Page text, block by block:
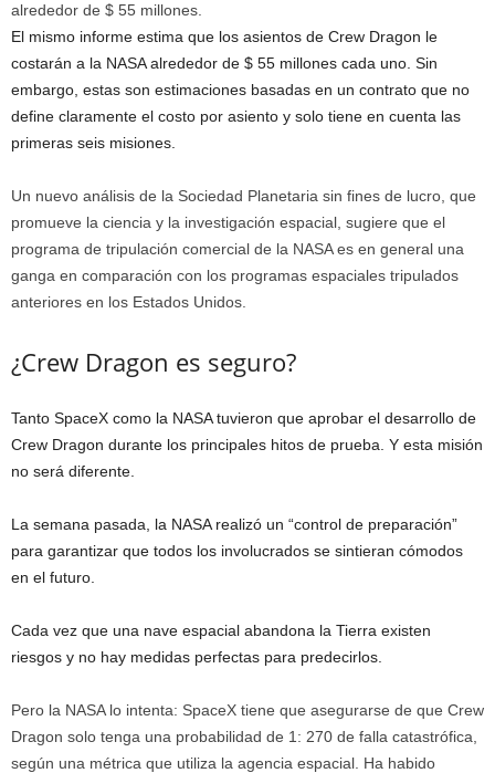
alrededor de $ 55 millones.
El mismo informe estima que los asientos de Crew Dragon le
costarán a la NASA alrededor de $ 55 millones cada uno. Sin
embargo, estas son estimaciones basadas en un contrato que no
define claramente el costo por asiento y solo tiene en cuenta las
primeras seis misiones.
Un nuevo análisis de la Sociedad Planetaria sin fines de lucro, que
promueve la ciencia y la investigación espacial, sugiere que el
programa de tripulación comercial de la NASA es en general una
ganga en comparación con los programas espaciales tripulados
anteriores en los Estados Unidos.
¿Crew Dragon es seguro?
Tanto SpaceX como la NASA tuvieron que aprobar el desarrollo de
Crew Dragon durante los principales hitos de prueba. Y esta misión
no será diferente.
La semana pasada, la NASA realizó un “control de preparación”
para garantizar que todos los involucrados se sintieran cómodos
en el futuro.
Cada vez que una nave espacial abandona la Tierra existen
riesgos y no hay medidas perfectas para predecirlos.
Pero la NASA lo intenta: SpaceX tiene que asegurarse de que Crew
Dragon solo tenga una probabilidad de 1: 270 de falla catastrófica,
según una métrica que utiliza la agencia espacial. Ha habido